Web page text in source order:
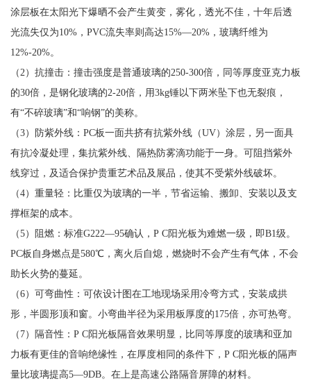
涂层板在太阳光下爆晒不会产生黄变，雾化，透光不佳，十年后透
光流失仅为10%，PVC流失率则高达15%—20%，玻璃纤维为
12%-20%。
（2）抗撞击：撞击强度是普通玻璃的250-300倍，同等厚度亚克力板
的30倍，是钢化玻璃的2-20倍，用3kg锤以下两米坠下也无裂痕，
有“不碎玻璃”和“响钢”的美称。
（3）防紫外线：PC板一面共挤有抗紫外线（UV）涂层，另一面具
有抗冷凝处理，集抗紫外线、隔热防雾滴功能于一身。可阻挡紫外
线穿过，及适合保护贵重艺术品及展品，使其不受紫外线破坏。
（4）重量轻：比重仅为玻璃的一半，节省运输、搬卸、安装以及支
撑框架的成本。
（5）阻燃：标准G222—95确认，P C阳光板为难燃一级，即B1级。
PC板自身燃点是580℃，离火后自熄，燃烧时不会产生有气体，不会
助长火势的蔓延。
（6）可弯曲性：可依设计图在工地现场采用冷弯方式，安装成拱
形，半圆形顶和窗。小弯曲半径为采用板厚度的175倍，亦可热弯。
（7）隔音性：P C阳光板隔音效果明显，比同等厚度的玻璃和亚加
力板有更佳的音响绝缘性，在厚度相同的条件下，P C阳光板的隔声
量比玻璃提高5—9DB。在上是高速公路隔音屏障的材料。